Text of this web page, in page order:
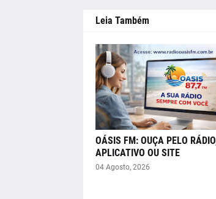
Leia Também
OÁSIS FM: OUÇA PELO
APLICATIVO OU SITE
04 Agosto, 2026